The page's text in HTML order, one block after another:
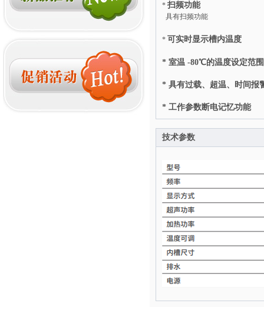
* 扫频功能
具有扫频功能
* 可实时显示槽内温度
* 室温 -80℃的温度设定范围
* 具有过载、超温、时间报
* 工作参数断电记忆功能
技术参数